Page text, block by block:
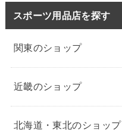
スポーツ用品店を探す
関東のショップ
近畿のショップ
北海道・東北のショップ